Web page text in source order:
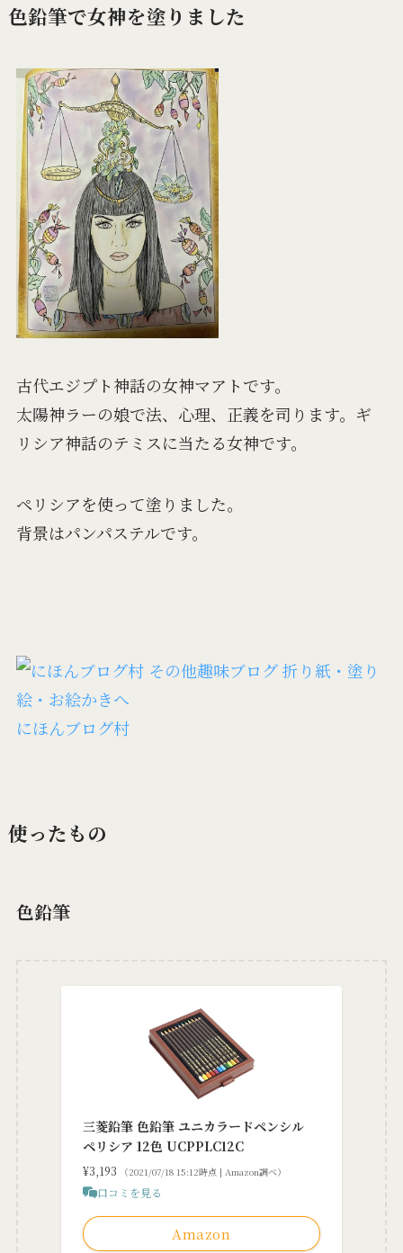
色鉛筆で女神を塗りました
古代エジプト神話の女神マアトです。
太陽神ラーの娘で法、心理、正義を司ります。ギ
リシア神話のテミスに当たる女神です。
ペリシアを使って塗りました。
背景はパンパステルです。
にほんブログ村
使ったもの
色鉛筆
三菱鉛筆 色鉛筆 ユニカラードペンシル
ペリシア 12色 UCPPLC12C
¥3,193 （2021/07/18 15:12時点 | Amazon調べ）
口コミを見る
Amazon